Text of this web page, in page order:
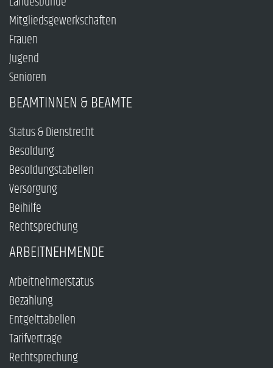
Mitgliedsgewerkschaften
Frauen
Jugend
Senioren
BEAMTINNEN & BEAMTE
Status & Dienstrecht
Besoldung
Besoldungstabellen
Versorgung
Beihilfe
Rechtsprechung
ARBEITNEHMENDE
Arbeitnehmerstatus
Bezahlung
Entgelttabellen
Tarifverträge
Rechtsprechung